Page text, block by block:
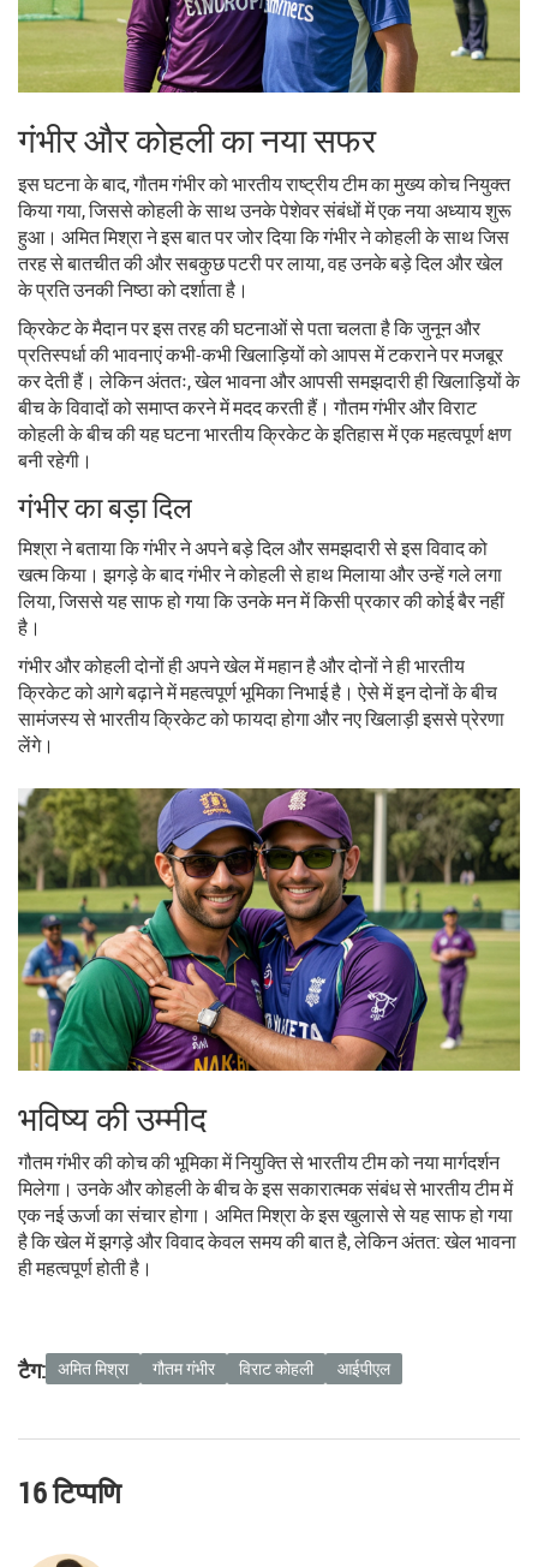
गंभीर और कोहली का नया सफर
इस घटना के बाद, गौतम गंभीर को भारतीय राष्ट्रीय टीम का मुख्य कोच नियुक्त
किया गया, जिससे कोहली के साथ उनके पेशेवर संबंधों में एक नया अध्याय शुरू
हुआ। अमित मिश्रा ने इस बात पर जोर दिया कि गंभीर ने कोहली के साथ जिस
तरह से बातचीत की और सबकुछ पटरी पर लाया, वह उनके बड़े दिल और खेल
के प्रति उनकी निष्ठा को दर्शाता है।
क्रिकेट के मैदान पर इस तरह की घटनाओं से पता चलता है कि जुनून और
प्रतिस्पर्धा की भावनाएं कभी-कभी खिलाड़ियों को आपस में टकराने पर मजबूर
कर देती हैं। लेकिन अंततः, खेल भावना और आपसी समझदारी ही खिलाड़ियों के
बीच के विवादों को समाप्त करने में मदद करती हैं। गौतम गंभीर और विराट
कोहली के बीच की यह घटना भारतीय क्रिकेट के इतिहास में एक महत्वपूर्ण क्षण
बनी रहेगी।
गंभीर का बड़ा दिल
मिश्रा ने बताया कि गंभीर ने अपने बड़े दिल और समझदारी से इस विवाद को
खत्म किया। झगड़े के बाद गंभीर ने कोहली से हाथ मिलाया और उन्हें गले लगा
लिया, जिससे यह साफ हो गया कि उनके मन में किसी प्रकार की कोई बैर नहीं
है।
गंभीर और कोहली दोनों ही अपने खेल में महान है और दोनों ने ही भारतीय
क्रिकेट को आगे बढ़ाने में महत्वपूर्ण भूमिका निभाई है। ऐसे में इन दोनों के बीच
सामंजस्य से भारतीय क्रिकेट को फायदा होगा और नए खिलाड़ी इससे प्रेरणा
लेंगे।
भविष्य की उम्मीद
गौतम गंभीर की कोच की भूमिका में नियुक्ति से भारतीय टीम को नया मार्गदर्शन
मिलेगा। उनके और कोहली के बीच के इस सकारात्मक संबंध से भारतीय टीम में
एक नई ऊर्जा का संचार होगा। अमित मिश्रा के इस खुलासे से यह साफ हो गया
है कि खेल में झगड़े और विवाद केवल समय की बात है, लेकिन अंतत: खेल भावना
ही महत्वपूर्ण होती है।
टैग: अमित मिश्रा गौतम गंभीर विराट कोहली आईपीएल
16 टिप्पणि